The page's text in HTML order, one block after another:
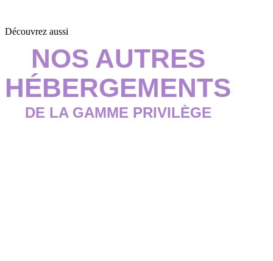
Découvrez aussi
NOS AUTRES
HÉBERGEMENTS
DE LA GAMME PRIVILÈGE